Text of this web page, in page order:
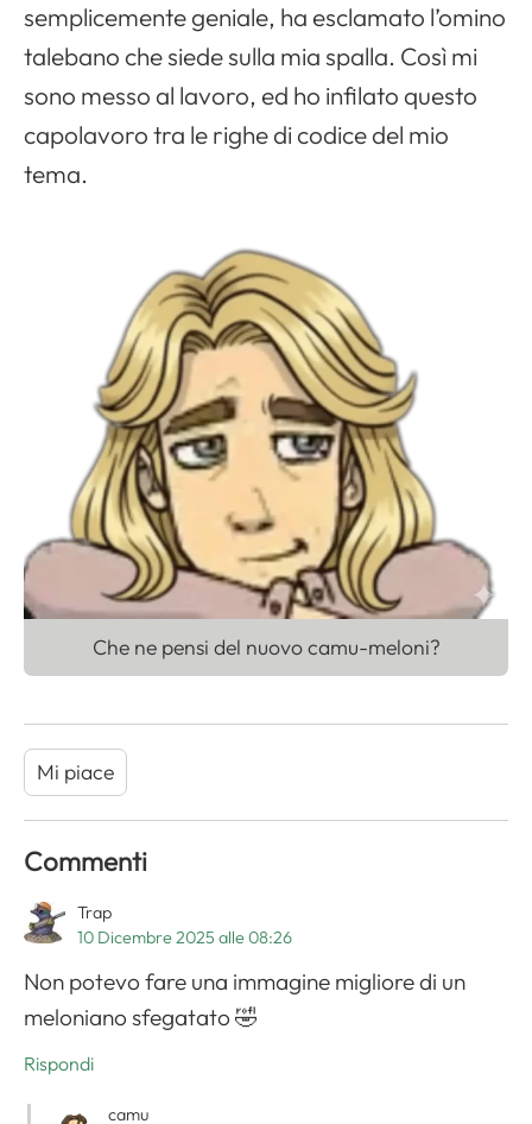
semplicemente geniale, ha esclamato l’omino
talebano che siede sulla mia spalla. Così mi
sono messo al lavoro, ed ho infilato questo
capolavoro tra le righe di codice del mio
tema.
Che ne pensi del nuovo camu-meloni?
Mi piace
Commenti
Trap
10 Dicembre 2025 alle 08:26
Non potevo fare una immagine migliore di un
meloniano sfegatato 🤣
Rispondi
camu